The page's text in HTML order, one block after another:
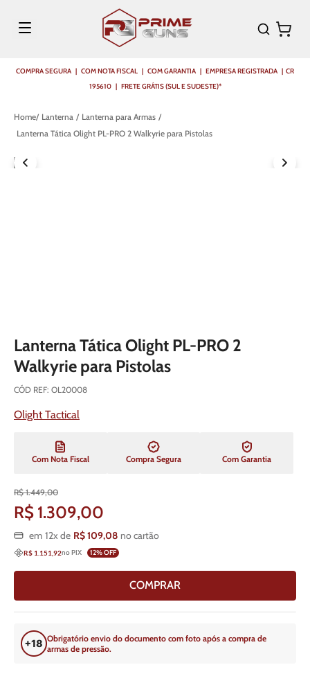
COMPRA SEGURA | COM NOTA FISCAL | COM GARANTIA | EMPRESA REGISTRADA | CR
195610 | FRETE GRÁTIS (SUL E SUDESTE)*
Lanterna
Lanterna para Armas
Lanterna Tática Olight PL-PRO 2 Walkyrie para Pistolas
Lanterna Tática Olight PL-PRO 2
Walkyrie para Pistolas
CÓD REF: OL20008
Olight Tactical
Com Nota Fiscal Compra Segura Com Garantia
R$ 1.449,00
R$ 1.309,00
em 12x de R$109,08 no cartão
R$ 1.151,92no PIX 12% OFF
COMPRAR
Obrigatório envio do documento com foto após a compra de
armas de pressão.